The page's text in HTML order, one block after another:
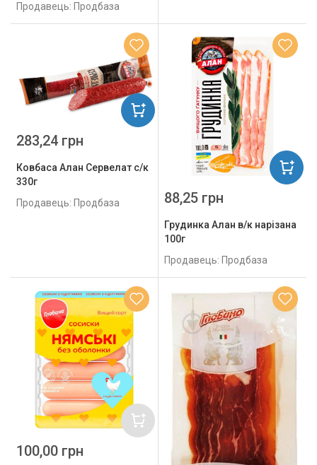
Продавець: Продбаза
Ковбаса Алан Сервелат с/к
330г
Продавець: Продбаза
283,24 грн
Грудинка Алан в/к нарізана
100г
Продавець: Продбаза
88,25 грн
100,00 грн